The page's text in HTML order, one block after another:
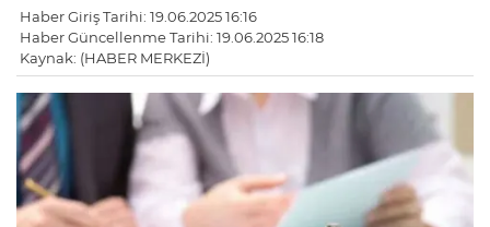
Haber Giriş Tarihi: 19.06.2025 16:16
Haber Güncellenme Tarihi: 19.06.2025 16:18
Kaynak: (HABER MERKEZİ)